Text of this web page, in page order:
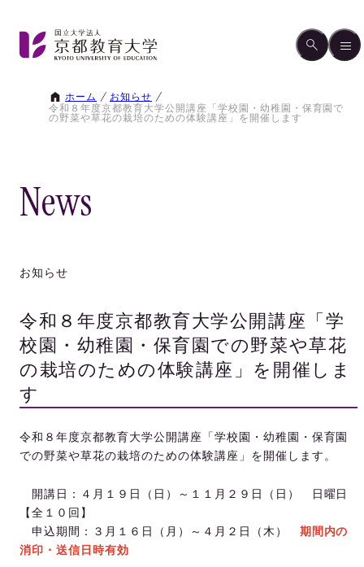
ホーム
お知らせ
令和８年度京都教育大学公開講座「学校園・幼稚園・保育園で
の野菜や草花の栽培のための体験講座」を開催します
News
お知らせ
令和８年度京都教育大学公開講座「学
校園・幼稚園・保育園での野菜や草花
の栽培のための体験講座」を開催しま
す
令和８年度京都教育大学公開講座「学校園・幼稚園・保育園
での野菜や草花の栽培のための体験講座」を開催します。
開講日：４月１９日（日）～１１月２９日（日） 日曜日
【全１０回】
申込期間：３月１６日（月）～４月２日（木） 期間内の
消印・送信日時有効